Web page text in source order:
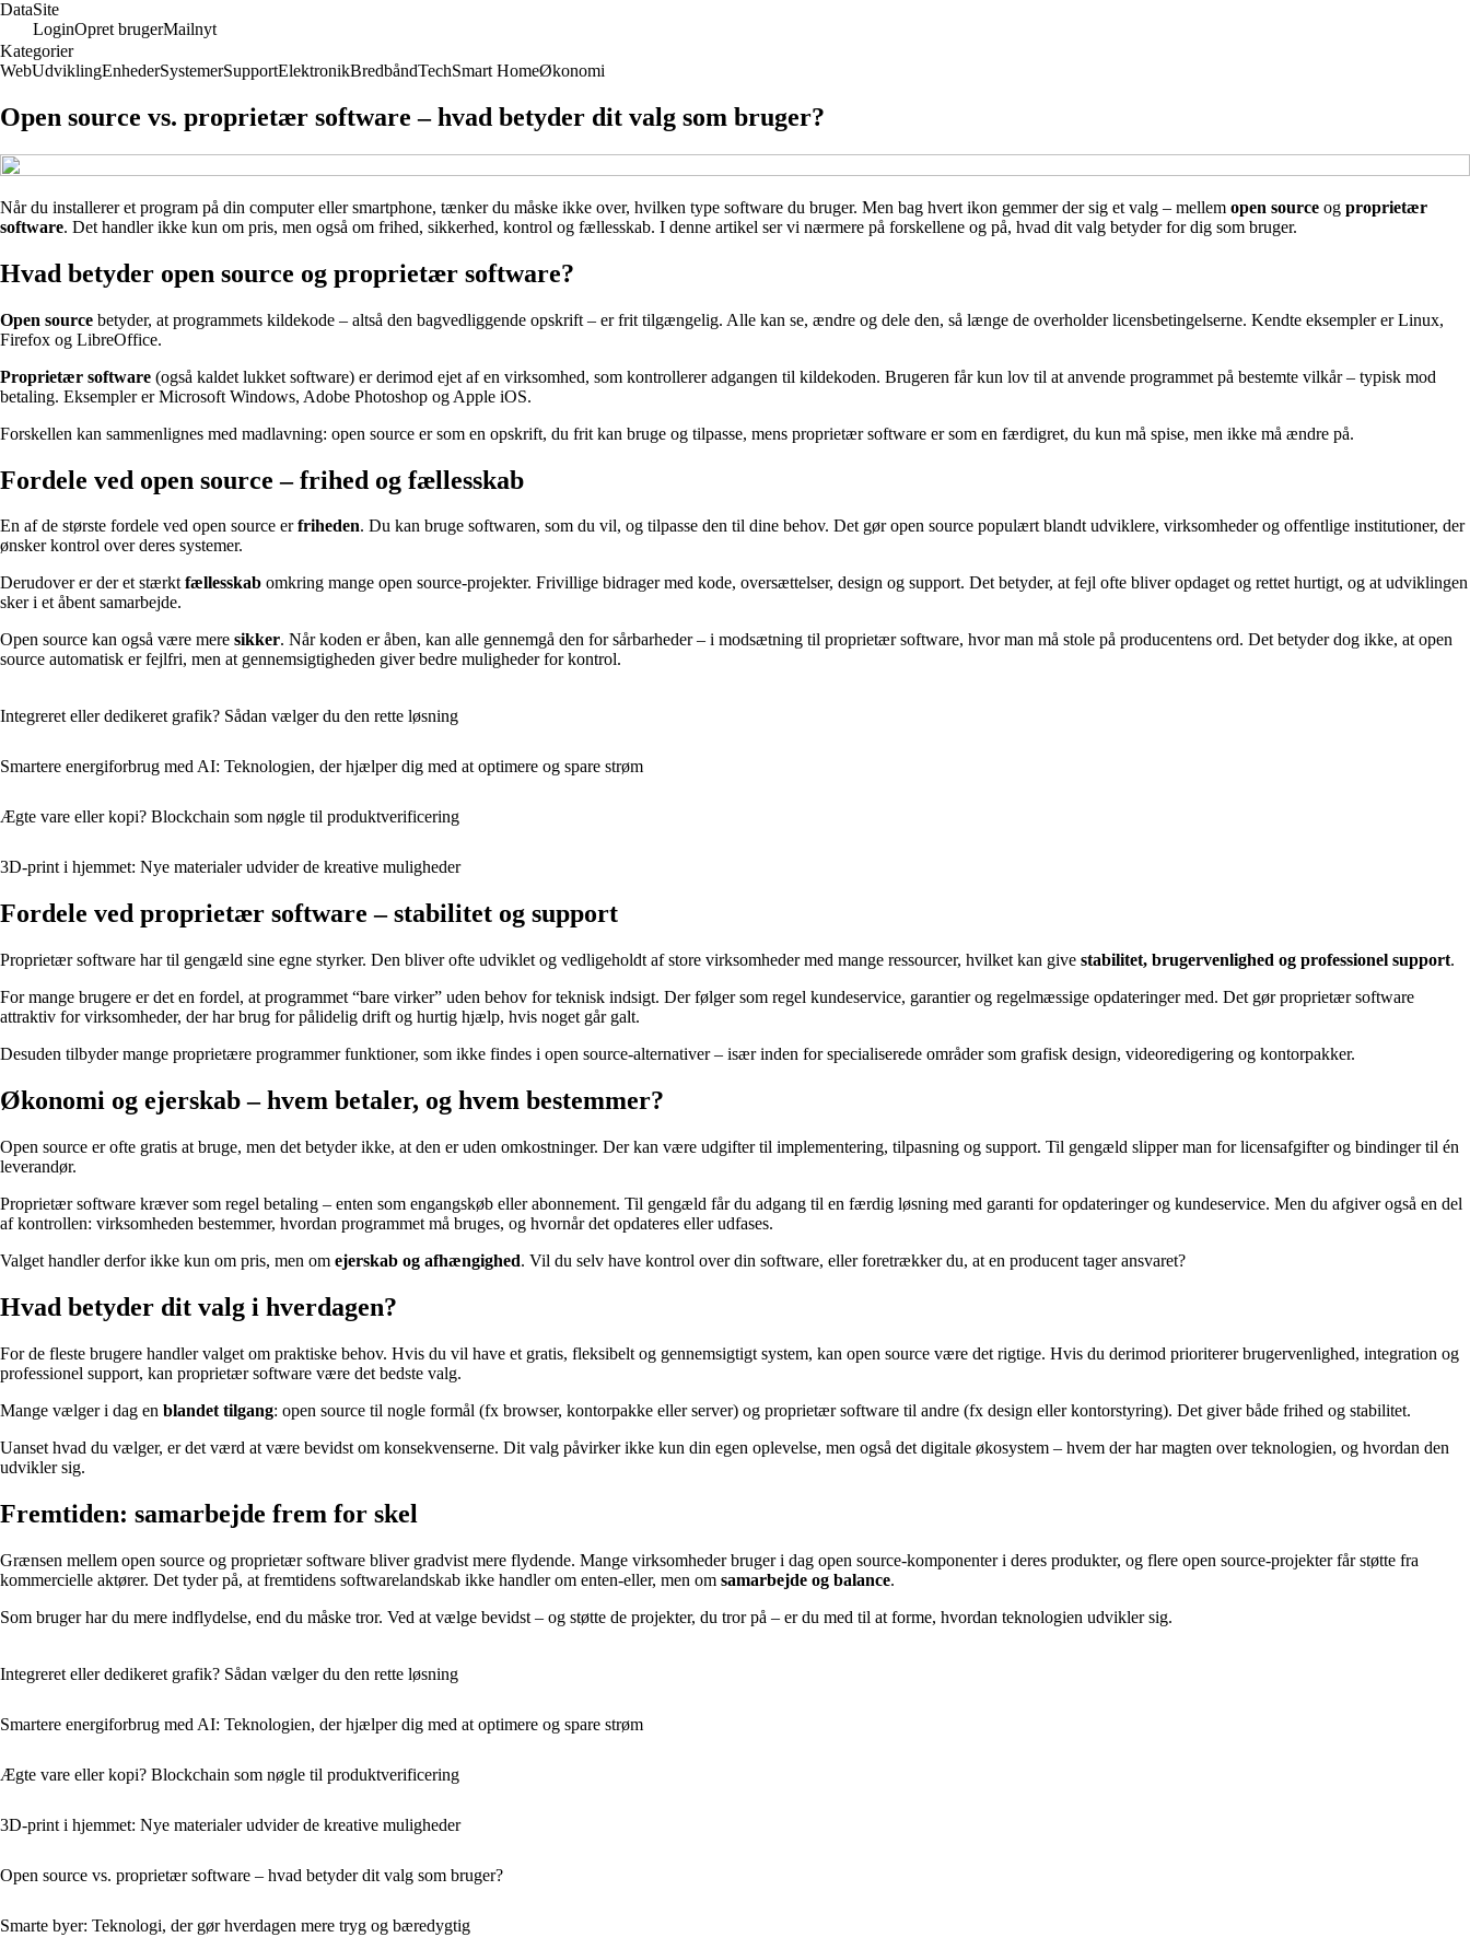
DataSite
LoginOpret brugerMailnyt
Kategorier
WebUdviklingEnhederSystemerSupportElektronikBredbåndTechSmart HomeØkonomi
Open source vs. proprietær software – hvad betyder dit valg som bruger?
Når du installerer et program på din computer eller smartphone, tænker du måske ikke over, hvilken type software du bruger. Men bag hvert ikon gemmer der sig et valg – mellem open source og proprietær
software. Det handler ikke kun om pris, men også om frihed, sikkerhed, kontrol og fællesskab. I denne artikel ser vi nærmere på forskellene og på, hvad dit valg betyder for dig som bruger.
Hvad betyder open source og proprietær software?
Open source betyder, at programmets kildekode – altså den bagvedliggende opskrift – er frit tilgængelig. Alle kan se, ændre og dele den, så længe de overholder licensbetingelserne. Kendte eksempler er Linux,
Firefox og LibreOffice.
Proprietær software (også kaldet lukket software) er derimod ejet af en virksomhed, som kontrollerer adgangen til kildekoden. Brugeren får kun lov til at anvende programmet på bestemte vilkår – typisk mod
betaling. Eksempler er Microsoft Windows, Adobe Photoshop og Apple iOS.
Forskellen kan sammenlignes med madlavning: open source er som en opskrift, du frit kan bruge og tilpasse, mens proprietær software er som en færdigret, du kun må spise, men ikke må ændre på.
Fordele ved open source – frihed og fællesskab
En af de største fordele ved open source erfriheden. Du kan bruge softwaren, som du vil, og tilpasse den til dine behov. Det gør open source populært blandt udviklere, virksomheder og offentlige institutioner, der
ønsker kontrol over deres systemer.
Derudover er der et stærktfællesskab omkring mange open source-projekter. Frivillige bidrager med kode, oversættelser, design og support. Det betyder, at fejl ofte bliver opdaget og rettet hurtigt, og at udviklingen
sker i et åbent samarbejde.
Open source kan også være mere sikker. Når koden er åben, kan alle gennemgå den for sårbarheder – i modsætning til proprietær software, hvor man må stole på producentens ord. Det betyder dog ikke, at open
source automatisk er fejlfri, men at gennemsigtigheden giver bedre muligheder for kontrol.
Integreret eller dedikeret grafik? Sådan vælger du den rette løsning
Smartere energiforbrug med AI: Teknologien, der hjælper dig med at optimere og spare strøm
Ægte vare eller kopi? Blockchain som nøgle til produktverificering
3D-print i hjemmet: Nye materialer udvider de kreative muligheder
Fordele ved proprietær software – stabilitet og support
Proprietær software har til gengæld sine egne styrker. Den bliver ofte udviklet og vedligeholdt af store virksomheder med mange ressourcer, hvilket kan give stabilitet, brugervenlighed og professionel support.
For mange brugere er det en fordel, at programmet “bare virker” uden behov for teknisk indsigt. Der følger som regel kundeservice, garantier og regelmæssige opdateringer med. Det gør proprietær software
attraktiv for virksomheder, der har brug for pålidelig drift og hurtig hjælp, hvis noget går galt.
Desuden tilbyder mange proprietære programmer funktioner, som ikke findes i open source-alternativer – især inden for specialiserede områder som grafisk design, videoredigering og kontorpakker.
Økonomi og ejerskab – hvem betaler, og hvem bestemmer?
Open source er ofte gratis at bruge, men det betyder ikke, at den er uden omkostninger. Der kan være udgifter til implementering, tilpasning og support. Til gengæld slipper man for licensafgifter og bindinger til én
leverandør.
Proprietær software kræver som regel betaling – enten som engangskøb eller abonnement. Til gengæld får du adgang til en færdig løsning med garanti for opdateringer og kundeservice. Men du afgiver også en del
af kontrollen: virksomheden bestemmer, hvordan programmet må bruges, og hvornår det opdateres eller udfases.
Valget handler derfor ikke kun om pris, men om ejerskab og afhængighed. Vil du selv have kontrol over din software, eller foretrækker du, at en producent tager ansvaret?
Hvad betyder dit valg i hverdagen?
For de fleste brugere handler valget om praktiske behov. Hvis du vil have et gratis, fleksibelt og gennemsigtigt system, kan open source være det rigtige. Hvis du derimod prioriterer brugervenlighed, integration og
professionel support, kan proprietær software være det bedste valg.
Mange vælger i dag en blandet tilgang: open source til nogle formål (fx browser, kontorpakke eller server) og proprietær software til andre (fx design eller kontorstyring). Det giver både frihed og stabilitet.
Uanset hvad du vælger, er det værd at være bevidst om konsekvenserne. Dit valg påvirker ikke kun din egen oplevelse, men også det digitale økosystem – hvem der har magten over teknologien, og hvordan den
udvikler sig.
Fremtiden: samarbejde frem for skel
Grænsen mellem open source og proprietær software bliver gradvist mere flydende. Mange virksomheder bruger i dag open source-komponenter i deres produkter, og flere open source-projekter får støtte fra
kommercielle aktører. Det tyder på, at fremtidens softwarelandskab ikke handler om enten-eller, men om samarbejde og balance.
Som bruger har du mere indflydelse, end du måske tror. Ved at vælge bevidst – og støtte de projekter, du tror på – er du med til at forme, hvordan teknologien udvikler sig.
Integreret eller dedikeret grafik? Sådan vælger du den rette løsning
Smartere energiforbrug med AI: Teknologien, der hjælper dig med at optimere og spare strøm
Ægte vare eller kopi? Blockchain som nøgle til produktverificering
3D-print i hjemmet: Nye materialer udvider de kreative muligheder
Open source vs. proprietær software – hvad betyder dit valg som bruger?
Smarte byer: Teknologi, der gør hverdagen mere tryg og bæredygtig